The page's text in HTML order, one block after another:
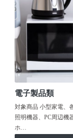
電子製品類
対象商品 小型家電、
照明機器、PC周辺機
ホ…